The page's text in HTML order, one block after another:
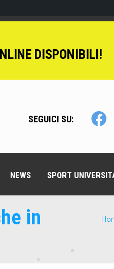
DISPONIBILI!
SEGUICI SU:
NEWS SPORT
in